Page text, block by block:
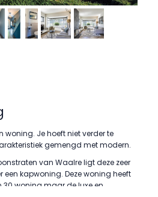
woning. Je hoeft niet verder te
gemengd met modern.
van Waalre ligt deze zeer
een kapwoning. Deze woning heeft
woning maar de luxe en